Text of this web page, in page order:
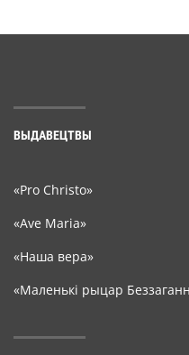
ВЫДАВЕЦТВЫ
«Pro Christo»
«Ave Maria»
«Наша вера»
«Маленькі рыцар